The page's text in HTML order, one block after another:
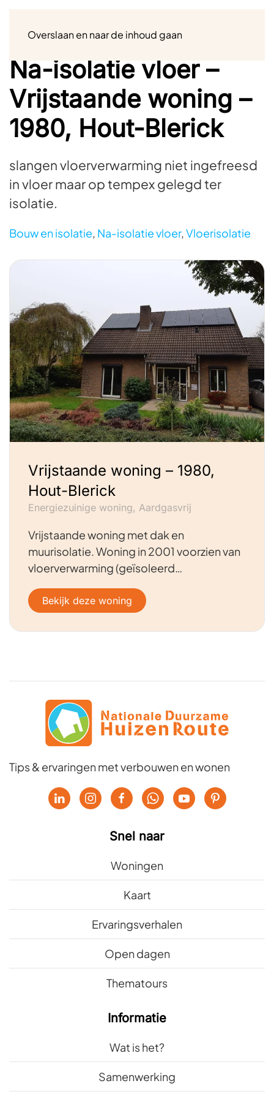
Overslaan en naar de inhoud gaan
Na-isolatie vloer –
Vrijstaande woning –
1980, Hout-Blerick
slangen vloerverwarming niet ingefreesd
in vloer maar op tempex gelegd ter
isolatie.
Bouw en isolatie, Na-isolatie vloer,Vloerisolatie
Vrijstaande woning – 1980,
Hout-Blerick
Energiezuinige woning, Aardgasvrij
Vrijstaande woning met dak en
muurisolatie. Woning in 2001 voorzien van
vloerverwarming (geïsoleerd…
Bekijk deze woning
Tips & ervaringen met verbouwen en wonen
Snel naar
Woningen
Kaart
Ervaringsverhalen
Open dagen
Thematours
Informatie
Wat is het?
Samenwerking